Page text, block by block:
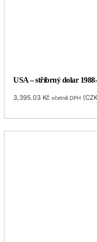
USA – stříbrný dolar
3,395.03 Kč včetně DPH (